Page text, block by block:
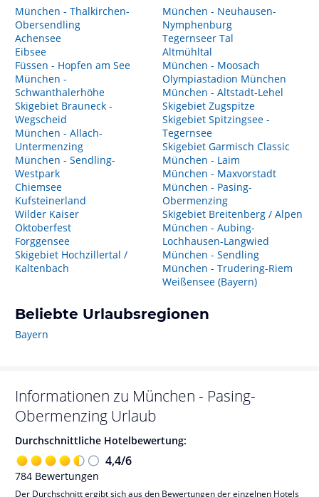
München - Thalkirchen-
Obersendling
Achensee
Eibsee
Füssen - Hopfen am See
München -
Schwanthalerhöhe
Skigebiet Brauneck -
Wegscheid
München - Allach-
Untermenzing
München - Sendling-
Westpark
Chiemsee
Kufsteinerland
Wilder Kaiser
Oktoberfest
Forggensee
Skigebiet Hochzillertal /
Kaltenbach
München - Neuhausen-
Nymphenburg
Tegernseer Tal
Altmühltal
München - Moosach
Olympiastadion München
München - Altstadt-Lehel
Skigebiet Zugspitze
Skigebiet Spitzingsee -
Tegernsee
Skigebiet Garmisch Classic
München - Laim
München - Maxvorstadt
München - Pasing-
Obermenzing
Skigebiet Breitenberg / Alpen
München - Aubing-
Lochhausen-Langwied
München - Sendling
München - Trudering-Riem
Weißensee (Bayern)
Beliebte Urlaubsregionen
Bayern
Informationen zu München - Pasing-
Obermenzing Urlaub
Durchschnittliche Hotelbewertung:
4,4/6
784 Bewertungen
Der Durchschnitt ergibt sich aus den Bewertungen der einzelnen Hotels